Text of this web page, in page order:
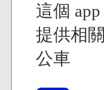
這個
提供相
公車